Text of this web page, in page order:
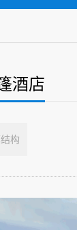
酒店
构